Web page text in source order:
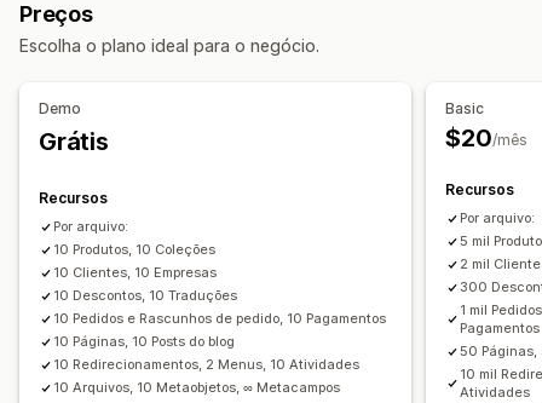
Ações
Importação e exportação de CSV
Migração de dados
Sincronização de dados
Pesquisar e filtrar
Sincronização de pedidos
Sincronização de produtos Sincronização programada
Exportação em massa
FTP/SFTP
Suporte para arquivos grandes
CSV
Atualizações em massa
Descontos Estoque Metacampos
Produtos
Migrar de plataforma
Preços
Escolha o plano ideal para o negócio.
Demo
Grátis
Recursos
Por arquivo:
10 Produtos, 10 Coleções
10 Clientes, 10 Empresas
10 Descontos, 10 Traduções
10 Pedidos e Rascunhos de pedido, 10 Pagamentos
10 Páginas, 10 Posts do blog
10 Redirecionamentos, 2 Menus, 10 Atividades
10 Arquivos, 10 Metaobjetos, ∞ Metacampos
Basic
$20/mês
Recursos
Por arquivo:
5 mil
2 mil
300
1 mil
Pagamentos
50 Páginas,
10 mil
Atividades